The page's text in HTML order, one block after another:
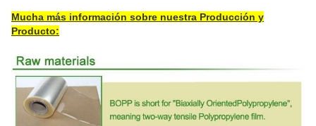
Mucha más información sobre nuestra Producción y
Producto: